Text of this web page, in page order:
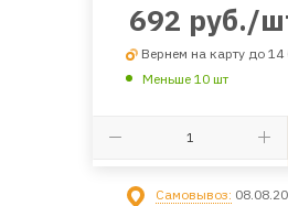
692 руб./
Вернем на карту до
Меньше 10 шт
Самовывоз: